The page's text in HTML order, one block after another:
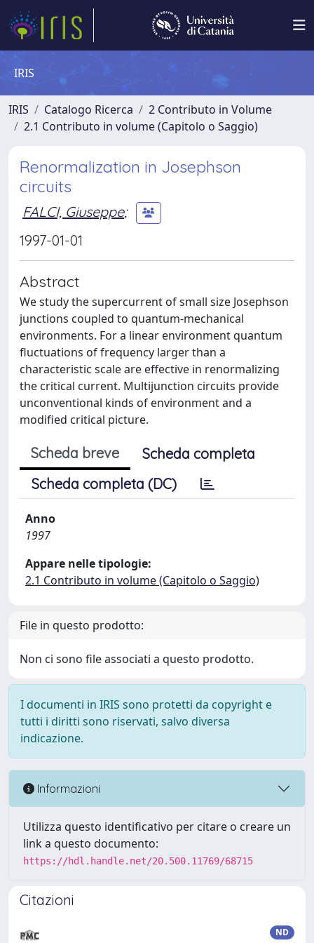
IRIS
IRIS Catalogo Ricerca
2 Contributo in Volume
2.1 Contributo in volume (Capitolo o Saggio)
Renormalization in Josephson
circuits
FALCI, Giuseppe;
1997-01-01
Abstract
We study the supercurrent of small size Josephson
junctions coupled to quantum-mechanical
environments. For a linear environment quantum
fluctuations of frequency larger than a
characteristic scale are effective in renormalizing
the critical current. Multijunction circuits provide
unconventional kinds of environment and a
modified critical picture.
Scheda breve
Scheda completa
Scheda completa (DC)
Anno
1997
Appare nelle tipologie:
2.1 Contributo in volume (Capitolo o Saggio)
File in questo prodotto:
Non ci sono file associati a questo prodotto.
I documenti in IRIS sono protetti da copyright e
tutti i diritti sono riservati, salvo diversa
indicazione.
Informazioni
Utilizza questo identificativo per citare o creare un
link a questo documento:
https://hdl.handle.net/20.500.11769/68715
Citazioni
ND